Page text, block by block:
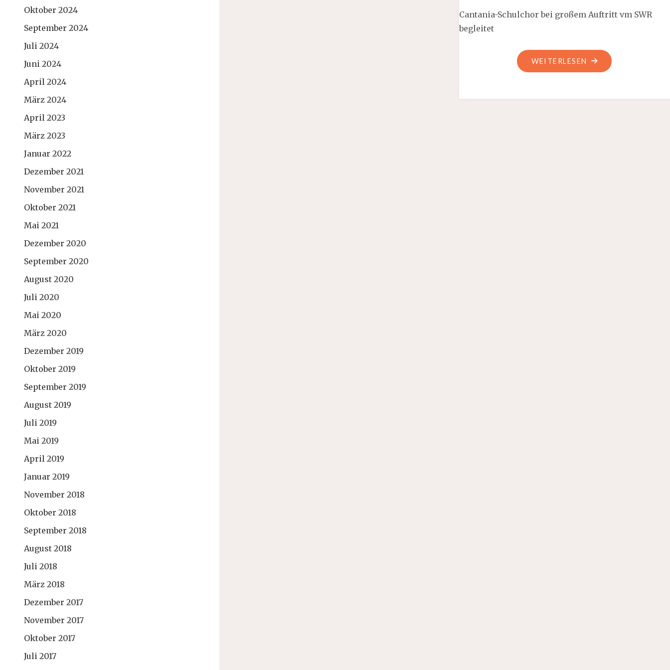
Oktober 2024
September 2024
Juli 2024
Juni 2024
April 2024
März 2024
April 2023
März 2023
Januar 2022
Dezember 2021
November 2021
Oktober 2021
Mai 2021
Dezember 2020
September 2020
August 2020
Juli 2020
Mai 2020
März 2020
Dezember 2019
Oktober 2019
September 2019
August 2019
Juli 2019
Mai 2019
April 2019
Januar 2019
November 2018
Oktober 2018
September 2018
August 2018
Juli 2018
März 2018
Dezember 2017
November 2017
Oktober 2017
Juli 2017
Cantania-Schulchor bei großem Auftritt vm SWR
begleitet
WEITERLESEN "CANTANIA
IM